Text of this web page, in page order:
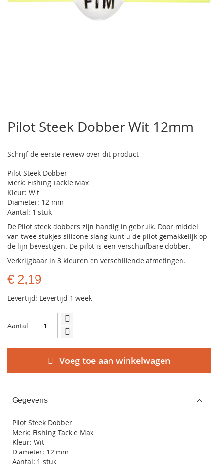
het
begin
de
gallerij
Pilot Steek Dobber Wit 12mm
Schrijf de eerste review over dit product
Pilot Steek Dobber
Merk: Fishing Tackle Max
Kleur: Wit
Diameter: 12 mm
Aantal: 1 stuk
De Pilot steek dobbers zijn handig in gebruik. Door middel
van twee stukjes silicone slang kunt u de pilot gemakkelijk op
de lijn bevestigen. De pilot is een verschuifbare dobber.
Verkrijgbaar in 3 kleuren en verschillende afmetingen.
€ 2,19
Levertijd: Levertijd 1 week
Aantal
Voeg toe aan winkelwagen
Gegevens
Pilot Steek Dobber
Merk: Fishing Tackle Max
Kleur: Wit
Diameter: 12 mm
Aantal: 1 stuk